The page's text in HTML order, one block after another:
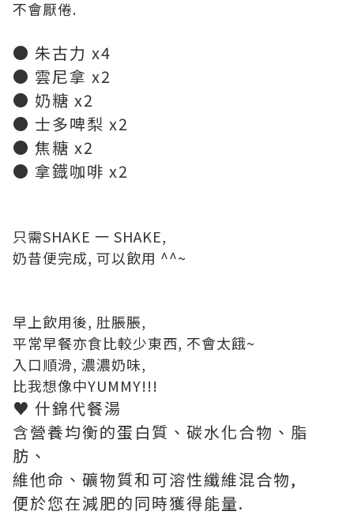
不會厭倦.
● 朱古力 x4
● 雲尼拿 x2
● 奶糖 x2
● 士多啤梨 x2
● 焦糖 x2
● 拿鐡咖啡 x2
只需SHAKE 一 SHAKE,
奶昔便完成, 可以飲用 ^^~
早上飲用後, 肚脹脹,
平常早餐亦食比較少東西, 不會太餓~
入口順滑, 濃濃奶味,
比我想像中YUMMY!!!
♥ 什錦代餐湯
含營養均衡的蛋白質、碳水化合物、脂
肪、
維他命、礦物質和可溶性纖維混合物,
便於您在減肥的同時獲得能量.